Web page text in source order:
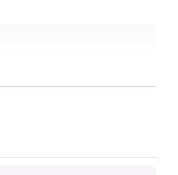
описанию. Быстрая